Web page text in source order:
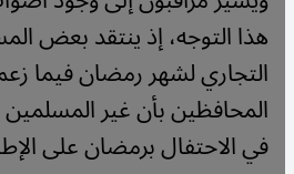
هذا التوجه، إذ ينتقد بعض
التجاري لشهر رمضان فيما
المحافظين بأن غير المسلمين
في الاحتفال برمضان على